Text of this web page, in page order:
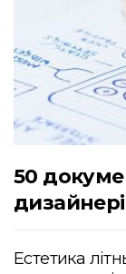
50
Естетика